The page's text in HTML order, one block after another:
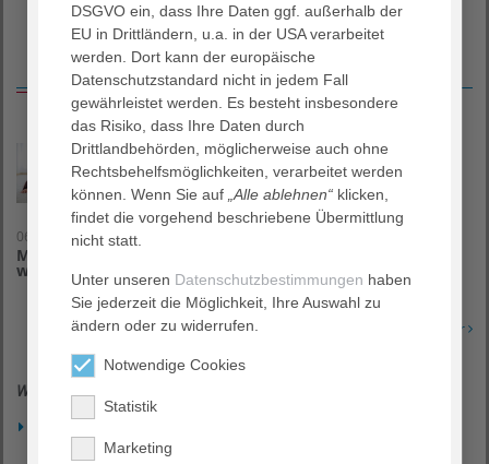
Aktuelles
06. August 2026
Mutterschafts-, Eltern- und Kindergeld: Info-Abend für
werdende Eltern und junge Familien
Erfahren Sie mehr
Weitere Nachrichten
Diakonieklinikum: Patientenbücherei nimmt ab sofort wieder
Bücherspenden entgegen
DSGVO ein, dass Ihre Daten ggf. außerhalb der
EU in Drittländern, u.a. in der USA verarbeitet
werden. Dort kann der europäische
Datenschutzstandard nicht in jedem Fall
gewährleistet werden. Es besteht insbesondere
das Risiko, dass Ihre Daten durch
Drittlandbehörden, möglicherweise auch ohne
Rechtsbehelfsmöglichkeiten, verarbeitet werden
können. Wenn Sie auf „Alle ablehnen“ klicken,
findet die vorgehend beschriebene Übermittlung
nicht statt.
Unter unseren Datenschutzbestimmungen haben
Sie jederzeit die Möglichkeit, Ihre Auswahl zu
ändern oder zu widerrufen.
Notwendige Cookies
Statistik
Marketing